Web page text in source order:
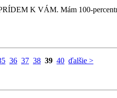
K VÁM. Mám 100-
36 37 38 39 40 ďalšie >